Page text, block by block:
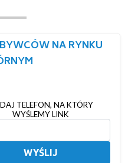
NA RYNKU
TELEFON, NA KTÓRY
WYŚLEMY LINK
WYŚLIJ